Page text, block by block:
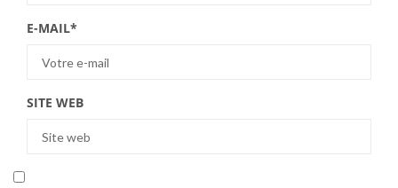
E-MAIL*
SITE WEB